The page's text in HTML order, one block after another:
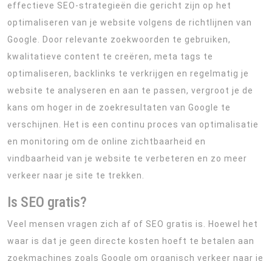
effectieve SEO-strategieën die gericht zijn op het
optimaliseren van je website volgens de richtlijnen van
Google. Door relevante zoekwoorden te gebruiken,
kwalitatieve content te creëren, meta tags te
optimaliseren, backlinks te verkrijgen en regelmatig je
website te analyseren en aan te passen, vergroot je de
kans om hoger in de zoekresultaten van Google te
verschijnen. Het is een continu proces van optimalisatie
en monitoring om de online zichtbaarheid en
vindbaarheid van je website te verbeteren en zo meer
verkeer naar je site te trekken.
Is SEO gratis?
Veel mensen vragen zich af of SEO gratis is. Hoewel het
waar is dat je geen directe kosten hoeft te betalen aan
zoekmachines zoals Google om organisch verkeer naar je